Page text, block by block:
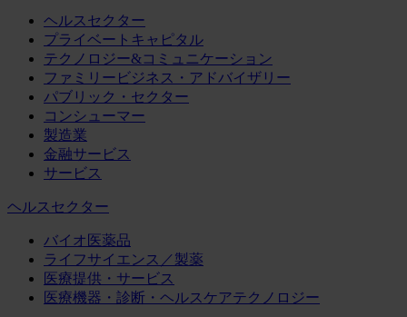
ヘルスセクター
プライベートキャピタル
テクノロジー&コミュニケーション
ファミリービジネス・アドバイザリー
パブリック・セクター
コンシューマー
製造業
金融サービス
サービス
ヘルスセクター
バイオ医薬品
ライフサイエンス／製薬
医療提供・サービス
医療機器・診断・ヘルスケアテクノロジー